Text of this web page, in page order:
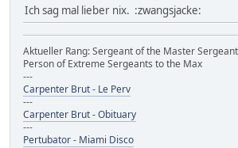
Ich sag mal lieber nix. :zwangsjacke:
Aktueller Rang: Sergeant of the Master
Person of Extreme Sergeants to the Max
---
Carpenter Brut - Le Perv
---
Carpenter Brut - Obituary
---
Pertubator - Miami Disco